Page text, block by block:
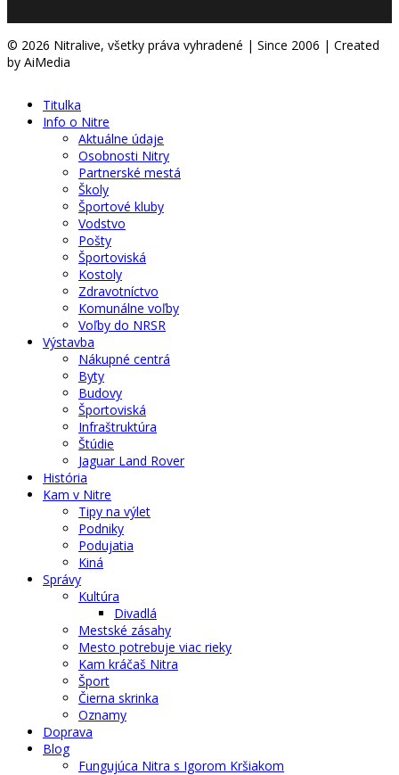
© 2026 Nitralive, všetky práva vyhradené | Since 2006 | Created
by AiMedia
Titulka
Info o Nitre
Aktuálne údaje
Osobnosti Nitry
Partnerské mestá
Školy
Športové kluby
Vodstvo
Pošty
Športoviská
Kostoly
Zdravotníctvo
Komunálne voľby
Voľby do NRSR
Výstavba
Nákupné centrá
Byty
Budovy
Športoviská
Infraštruktúra
Štúdie
Jaguar Land Rover
História
Kam v Nitre
Tipy na výlet
Podniky
Podujatia
Kiná
Správy
Kultúra
Divadlá
Mestské zásahy
Mesto potrebuje viac rieky
Kam kráčaš Nitra
Šport
Čierna skrinka
Oznamy
Doprava
Blog
Fungujúca Nitra s Igorom Kršiakom